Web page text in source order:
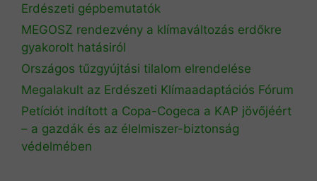
Erdészeti gépbemutatók
MEGOSZ rendezvény a klímaváltozás erdőkre
gyakorolt hatásiról
Országos tűzgyújtási tilalom elrendelése
Megalakult az Erdészeti Klímaadaptációs Fórum
Petíciót indított a Copa-Cogeca a KAP jövőjéért
– a gazdák és az élelmiszer-biztonság
védelmében